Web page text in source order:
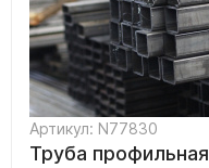
Артикул: N77830
Труба профильная